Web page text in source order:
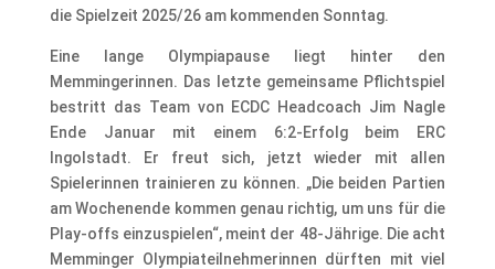
die Spielzeit 2025/26 am kommenden Sonntag.
Eine lange Olympiapause liegt hinter den
Memmingerinnen. Das letzte gemeinsame Pflichtspiel
bestritt das Team von ECDC Headcoach Jim Nagle
Ende Januar mit einem 6:2-Erfolg beim ERC
Ingolstadt. Er freut sich, jetzt wieder mit allen
Spielerinnen trainieren zu können. „Die beiden Partien
am Wochenende kommen genau richtig, um uns für die
Play-offs einzuspielen“, meint der 48-Jährige. Die acht
Memminger Olympiateilnehmerinnen dürften mit viel